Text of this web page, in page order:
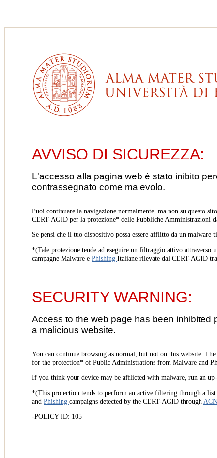
AVVISO DI SICUREZZA:
L'accesso alla pagina web è stato inibito
contrassegnato come malevolo.
Puoi continuare la navigazione normalmente, ma non su questo
CERT-AGID per la protezione* delle Pubbliche Amministrazioni
Se pensi che il tuo dispositivo possa essere afflitto da un
*(Tale protezione tende ad eseguire un filtraggio attivo
campagne Malware e Phishing Italiane rilevate dal CERT-AGID
SECURITY WARNING:
Access to the web page has been
a malicious website.
You can continue browsing as normal, but not on this website.
for the protection* of Public Administrations from Malware and
If you think your device may be afflicted with malware, run an
*(This protection tends to perform an active filtering through a
and Phishing campaigns detected by the CERT-AGID through
-POLICY ID: 105